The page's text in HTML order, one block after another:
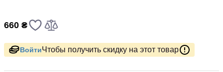
660 ₴
ВойтиЧтобы получить скидку на этот товар